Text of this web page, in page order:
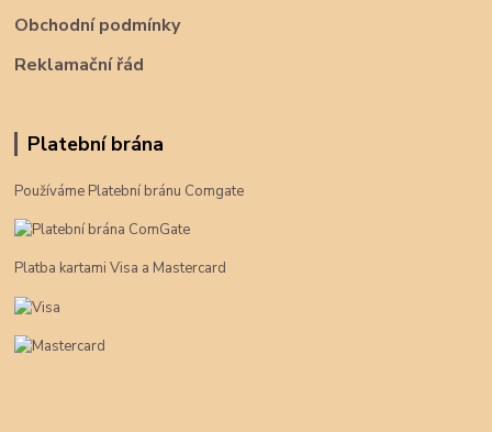
Obchodní podmínky
Reklamační řád
Platební brána
Používáme Platební bránu Comgate
Platba kartami Visa a Mastercard